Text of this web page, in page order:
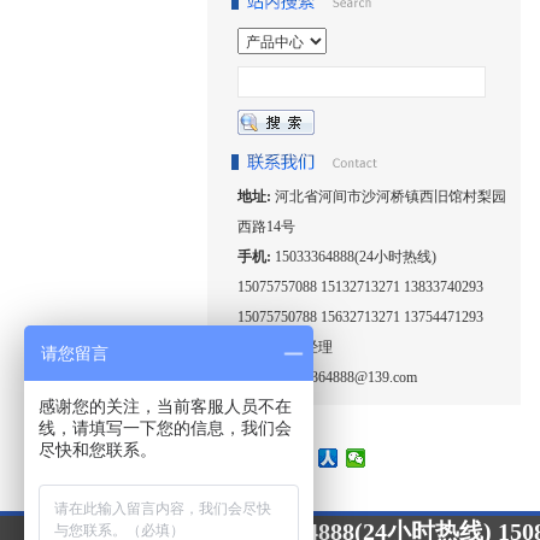
地址: 河北省河间市沙河桥镇西旧馆村梨园
西路14号
手机: 15033364888(24小时热线)
15075757088 15132713271 13833740293
15075750788 15632713271 13754471293
王经理
邮箱:15033364888@139.com
24小时咨询热线： 15033364888(24小时热线)
请您留言
感谢您的关注，当前客服人员不在
线，请填写一下您的信息，我们会
尽快和您联系。